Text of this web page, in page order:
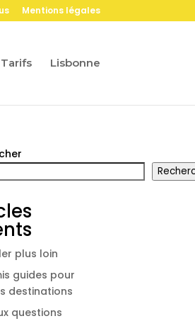
Mentions légales
Tarifs Lisbonne
plus loin
guides pour
destinations
questions